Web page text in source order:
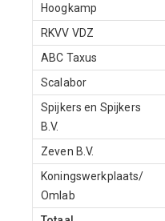
Hoogkamp
RKVV VDZ
ABC Taxus
Scalabor
Spijkers en Spijkers
B.V.
Zeven B.V.
Koningswerkplaats/
Omlab